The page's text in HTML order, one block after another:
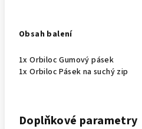
Obsah balení
1x Orbiloc Gumový pásek
1x Orbiloc Pásek na suchý zip
Doplňkové parametry